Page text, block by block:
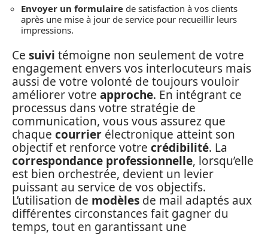
Envoyer un formulaire de satisfaction à vos clients
après une mise à jour de service pour recueillir leurs
impressions.
Ce suivi témoigne non seulement de votre
engagement envers vos interlocuteurs mais
aussi de votre volonté de toujours vouloir
améliorer votre approche. En intégrant ce
processus dans votre stratégie de
communication, vous vous assurez que
chaque courrier électronique atteint son
objectif et renforce votre crédibilité. La
correspondance professionnelle, lorsqu’elle
est bien orchestrée, devient un levier
puissant au service de vos objectifs.
L’utilisation de modèles de mail adaptés aux
différentes circonstances fait gagner du
temps, tout en garantissant une